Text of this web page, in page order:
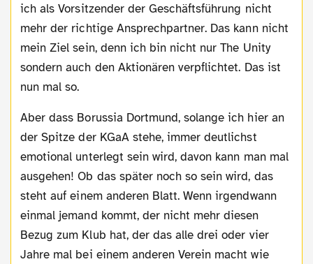
ich als Vorsitzender der Geschäftsführung nicht
mehr der richtige Ansprechpartner. Das kann nicht
mein Ziel sein, denn ich bin nicht nur The Unity
sondern auch den Aktionären verpflichtet. Das ist
nun mal so.
Aber dass Borussia Dortmund, solange ich hier an
der Spitze der KGaA stehe, immer deutlichst
emotional unterlegt sein wird, davon kann man mal
ausgehen! Ob das später noch so sein wird, das
steht auf einem anderen Blatt. Wenn irgendwann
einmal jemand kommt, der nicht mehr diesen
Bezug zum Klub hat, der das alle drei oder vier
Jahre mal bei einem anderen Verein macht wie